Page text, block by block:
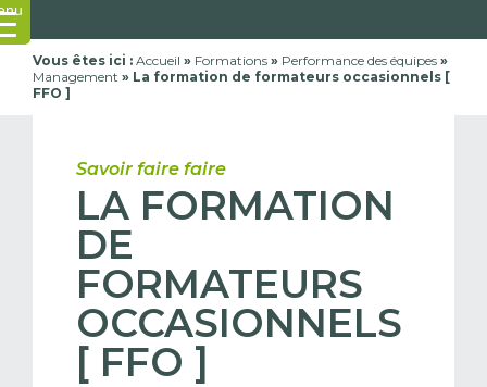
Vous êtes ici : Accueil » Formations » Performance des équipes »
Management » La formation de formateurs occasionnels [
FFO ]
Savoir faire faire
LA FORMATION
DE
FORMATEURS
OCCASIONNELS
[ FFO ]